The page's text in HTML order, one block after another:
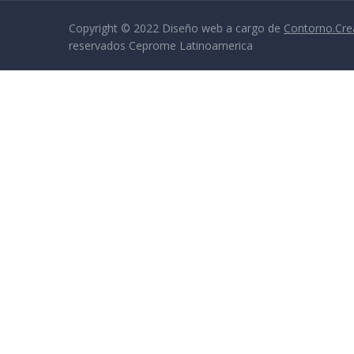
Copyright © 2022 Diseño web a cargo de
reservados Ceprome Latinoamerica